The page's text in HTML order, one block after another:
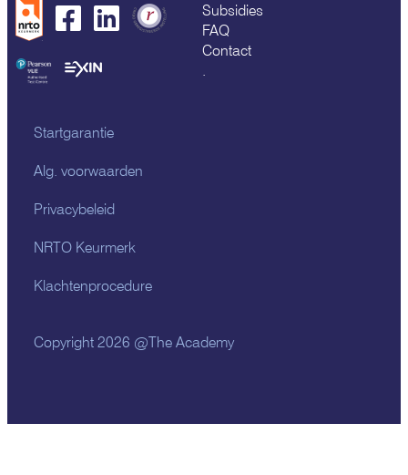
Subsidies
FAQ
Contact
.
Startgarantie
Alg. voorwaarden
Privacybeleid
NRTO Keurmerk
Klachtenprocedure
Copyright 2026 @The Academy